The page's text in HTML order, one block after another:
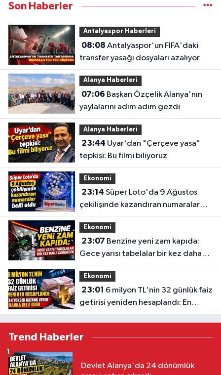
Son Haberler
Antalyaspor Haberleri
08:08
transfer yasağı dosyaları azalıyor
Alanya Haberleri
07:06
yaylalarını adım adım gezdi
Alanya Haberleri
23:44
tepkisi: Bu filmi biliyoruz
Ekonomi
23:14
çekilişinde kazandıran numaralar
belli oldu
Ekonomi
23:07
Gece yarısı tabelalar bir kez daha
değişecek
Ekonomi
23:01
getirisi yeniden hesaplandı: En
yüksek kazanç veren banka belli
Trend Haberler
Devlet Alanya'da 24 dönümlük
1